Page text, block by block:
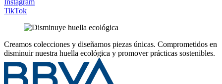
Instagram
TikTok
Creamos colecciones y diseñamos piezas únicas. Comprometidos en
disminuir nuestra huella ecológica y promover prácticas sostenibles.